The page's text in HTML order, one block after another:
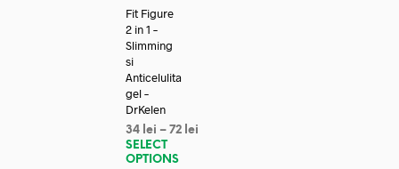
Fit Figure
2 in 1 –
Slimming
si
Anticelulita
gel –
DrKelen
34 lei – 72 lei
SELECT
OPTIONS